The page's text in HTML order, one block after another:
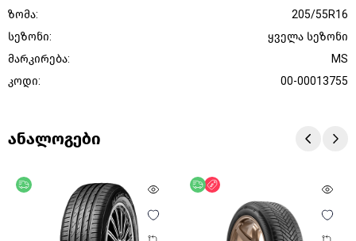
ზომა:
205/55R16
სეზონი:
ყველა სეზონი
მარკირება:
MS
კოდი:
00-00013755
ანალოგები
უფასო მიწოდება უფასო მიწოდება